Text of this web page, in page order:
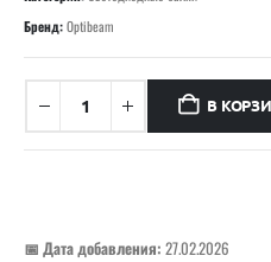
Бренд:Optibeam
В
📅 Дата добавления: 27.02.2026